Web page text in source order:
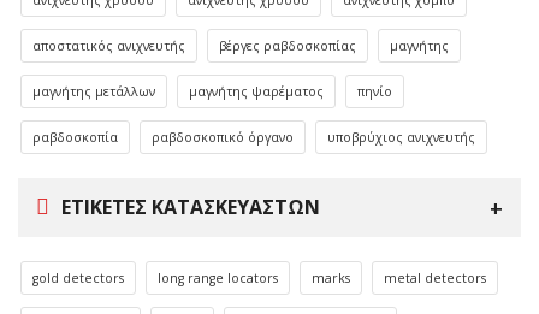
αποστατικός ανιχνευτής βέργες ραβδοσκοπίας μαγνήτης
μαγνήτης μετάλλων μαγνήτης ψαρέματος πηνίο
ραβδοσκοπία ραβδοσκοπικό όργανο υποβρύχιος ανιχνευτής
ΕΤΙΚΈΤΕΣ ΚΑΤΑΣΚΕΥΑΣΤΏΝ
gold detectors long range locators marks metal detectors